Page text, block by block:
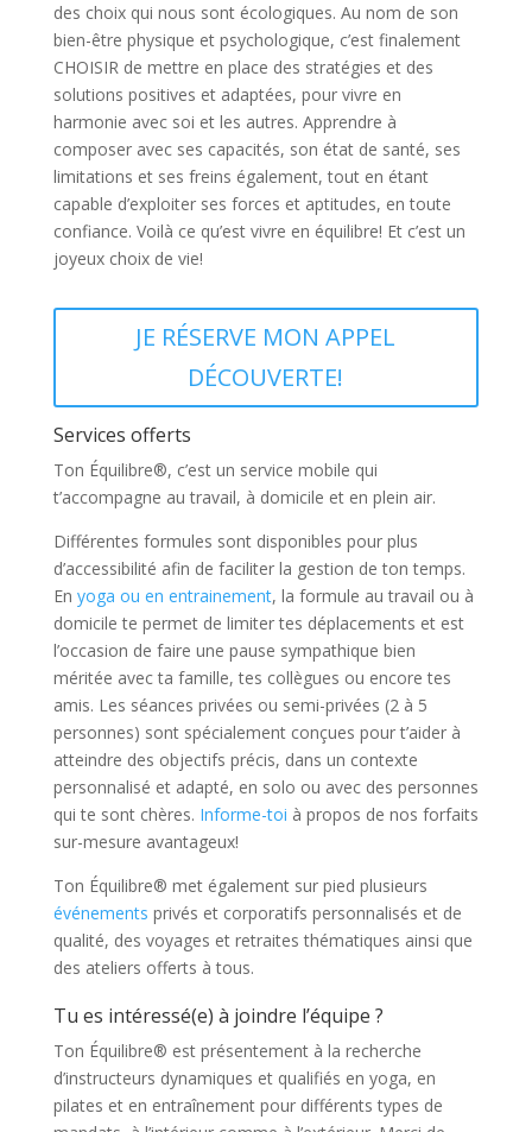
des choix qui nous sont écologiques. Au nom de son
bien-être physique et psychologique, c’est finalement
CHOISIR de mettre en place des stratégies et des
solutions positives et adaptées, pour vivre en
harmonie avec soi et les autres. Apprendre à
composer avec ses capacités, son état de santé, ses
limitations et ses freins également, tout en étant
capable d’exploiter ses forces et aptitudes, en toute
confiance. Voilà ce qu’est vivre en équilibre! Et c’est un
joyeux choix de vie!
JE RÉSERVE MON APPEL
DÉCOUVERTE!
Services offerts
Ton Équilibre®, c’est un service mobile qui
t’accompagne au travail, à domicile et en plein air.
Différentes formules sont disponibles pour plus
d’accessibilité afin de faciliter la gestion de ton temps.
En yoga ou en entrainement, la formule au travail ou à
domicile te permet de limiter tes déplacements et est
l’occasion de faire une pause sympathique bien
méritée avec ta famille, tes collègues ou encore tes
amis. Les séances privées ou semi-privées (2 à 5
personnes) sont spécialement conçues pour t’aider à
atteindre des objectifs précis, dans un contexte
personnalisé et adapté, en solo ou avec des personnes
qui te sont chères. Informe-toi à propos de nos forfaits
sur-mesure avantageux!
Ton Équilibre® met également sur pied plusieurs
événements privés et corporatifs personnalisés et de
qualité, des voyages et retraites thématiques ainsi que
des ateliers offerts à tous.
Tu es intéressé(e) à joindre l’équipe ?
Ton Équilibre® est présentement à la recherche
d’instructeurs dynamiques et qualifiés en yoga, en
pilates et en entraînement pour différents types de